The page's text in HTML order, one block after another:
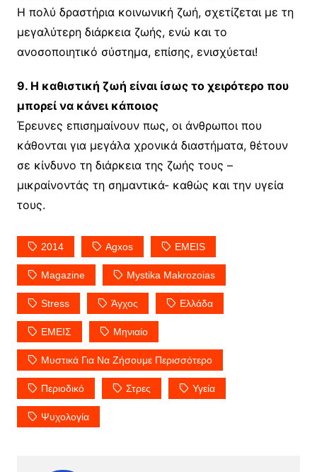
Η πολύ δραστήρια κοινωνική ζωή, σχετίζεται με τη
μεγαλύτερη διάρκεια ζωής, ενώ και το
ανοσοποιητικό σύστημα, επίσης, ενισχύεται!
9. Η καθιστική ζωή είναι ίσως το χειρότερο που
μπορεί να κάνει κάποιος
Έρευνες επισημαίνουν πως, οι άνθρωποι που
κάθονται για μεγάλα χρονικά διαστήματα, θέτουν
σε κίνδυνο τη διάρκεια της ζωής τους –
μικραίνοντάς τη σημαντικά- καθώς και την υγεία
τους.
2014 Agxos EMEIS
Magazine Mystika Makrozoias
Stress Άγχος Ελλάδα
ΕΜΕΙΣ Μηνιαίο
Μυστικά Για Να Ζήσουμε Περισσότερο
Περιοδικό Στρες Υγεία
Ψυχολογία